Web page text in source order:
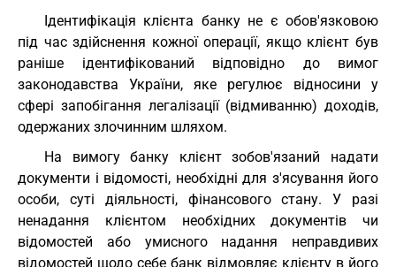
Ідентифікація клієнта банку не є обов'язковою
під час здійснення кожної операції, якщо клієнт був
раніше ідентифікований відповідно до вимог
законодавства України, яке регулює відносини у
сфері запобігання легалізації (відмиванню) доходів,
одержаних злочинним шляхом.
На вимогу банку клієнт зобов'язаний надати
документи і відомості, необхідні для з'ясування його
особи, суті діяльності, фінансового стану. У разі
ненадання клієнтом необхідних документів чи
відомостей або умисного надання неправдивих
відомостей щодо себе банк відмовляє клієнту в його